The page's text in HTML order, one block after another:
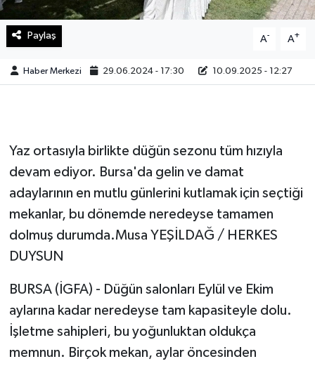
Paylaş A- A+
Haber Merkezi 29.06.2024 - 17:30 10.09.2025 - 12:27
Yaz ortasıyla birlikte düğün sezonu tüm hızıyla
devam ediyor. Bursa'da gelin ve damat
adaylarının en mutlu günlerini kutlamak için seçtiği
mekanlar, bu dönemde neredeyse tamamen
dolmuş durumda.Musa YEŞİLDAĞ / HERKES
DUYSUN
BURSA (İGFA) - Düğün salonları Eylül ve Ekim
aylarına kadar neredeyse tam kapasiteyle dolu.
İşletme sahipleri, bu yoğunluktan oldukça
memnun. Birçok mekan, aylar öncesinden